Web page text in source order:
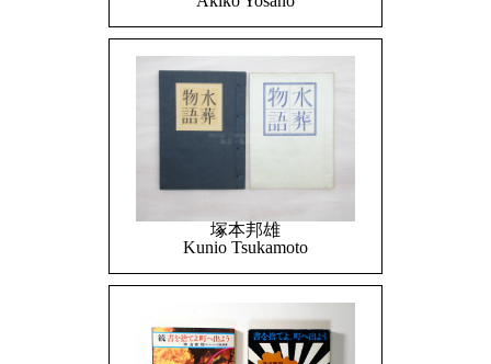
塚本邦雄
Kunio Tsukamoto